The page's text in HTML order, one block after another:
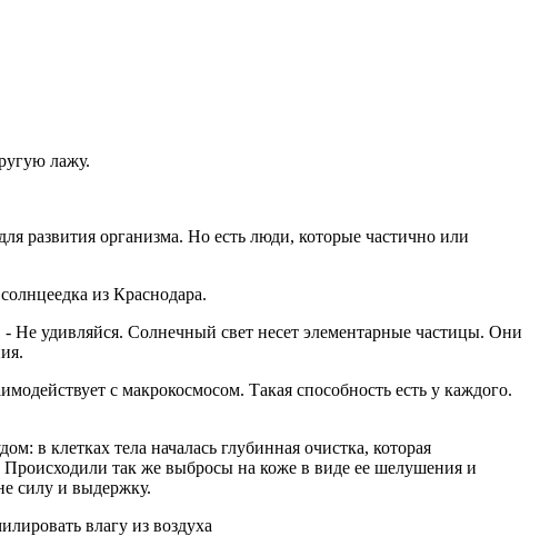
лажу.
развития организма. Но есть люди, которые частично или
из Краснодара.
Не удивляйся. Солнечный свет несет элементарные частицы. Они
с макрокосмосом. Такая способность есть у каждого.
в клетках тела началась глубинная очистка, которая
Происходили так же выбросы на коже в виде ее шелушения и
силу и выдержку.
влагу из воздуха